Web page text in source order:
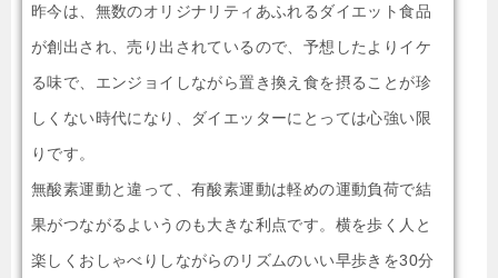
昨今は、無数のオリジナリティあふれるダイエット食品
が創出され、売り出されているので、予想したよりイケ
る味で、エンジョイしながら置き換え食を摂ることが珍
しくない時代になり、ダイエッターにとっては心強い限
りです。
無酸素運動と違って、有酸素運動は軽めの運動負荷で結
果がつながるよいうのも大きな利点です。横を歩く人と
楽しくおしゃべりしながらのリズムのいい早歩きを30分